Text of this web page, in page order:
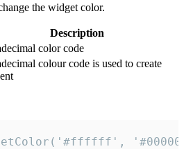
the widget color.
Description
color code
colour code is used to create